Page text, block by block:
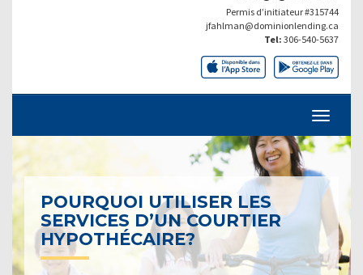
Permis d’initiateur #315744
jfahlman@dominionlending.ca
Tel: 306-540-5637
POURQUOI UTILISER LES
SERVICES D’UN COURTIER
HYPOTHÉCAIRE?